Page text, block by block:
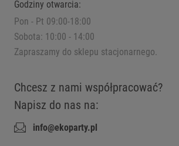
Godziny otwarcia:
Pon - Pt 09:00-18:00
Sobota: 10:00 - 14:00
Zapraszamy do sklepu stacjonarnego.
Chcesz z nami współpracować?
Napisz do nas na:
info@ekoparty.pl